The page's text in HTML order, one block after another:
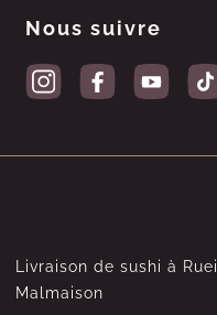
Nous suivre
Livraison de sushi à Rueil
Malmaison